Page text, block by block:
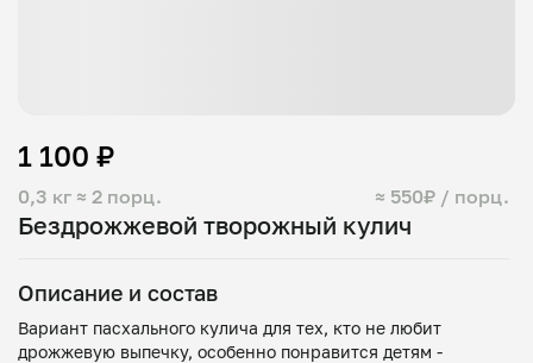
Бездрожжевой творожный кулич
0,3 кг ≈ 2 порц. ≈ 550₽ / порц.
1 100 ₽
Описание и состав
Вариант пасхального кулича для тех, кто не любит
дрожжевую выпечку, особенно понравится детям -